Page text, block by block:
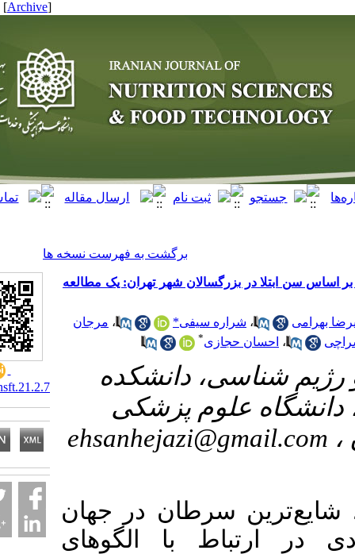
[ English ]
برگشت به فهرست نسخه ها
در بزرگسالان شهر تهران: یک مطالعه
،شراره سیفی* ،مرجان
،احسان حجازی
شناسی، دانشکده
علوم پزشکی
سرطان در جهان
با الگوهای
10.66224/nsft.21.2.7